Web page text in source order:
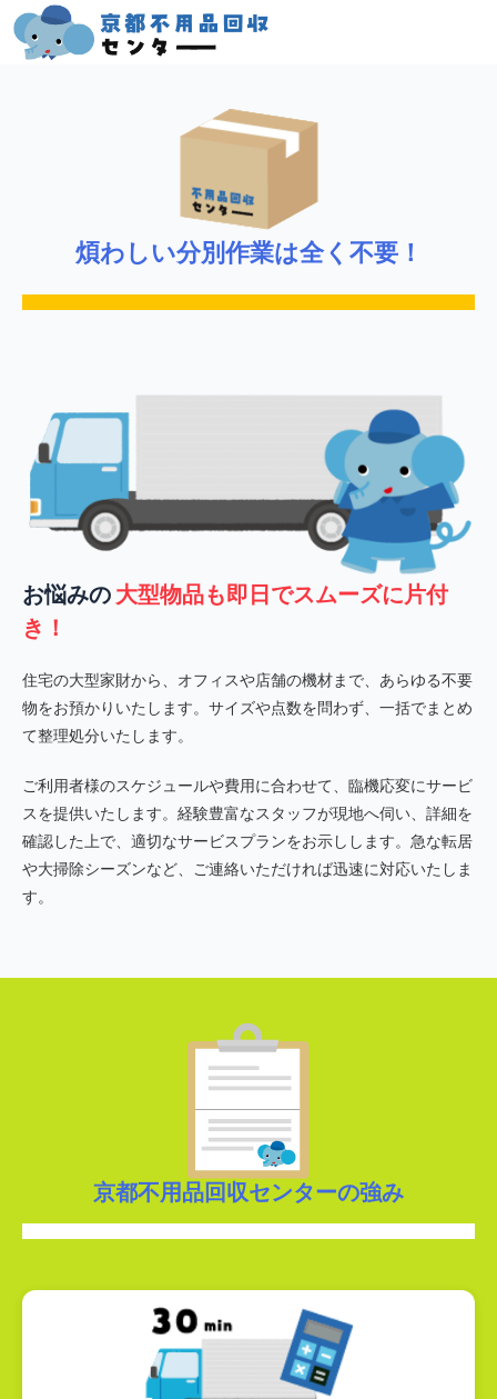
煩わしい分別作業は全く不要！
お悩みの 大型物品も即日でスムーズに片付
き！
住宅の大型家財から、オフィスや店舗の機材まで、あらゆる不要
物をお預かりいたします。サイズや点数を問わず、一括でまとめ
て整理処分いたします。
ご利用者様のスケジュールや費用に合わせて、臨機応変にサービ
スを提供いたします。経験豊富なスタッフが現地へ伺い、詳細を
確認した上で、適切なサービスプランをお示しします。急な転居
や大掃除シーズンなど、ご連絡いただければ迅速に対応いたしま
す。
京都不用品回収センターの強み